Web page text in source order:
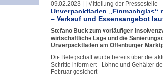
09.02.2023 | | Mitteilung der Pressestelle
Unverpacktladen „Einmachglas“
– Verkauf und Essensangebot
Stefano Buck zum vorläufigen
wirtschaftliche Lage und die
Unverpacktladen am Offenburger
Die Belegschaft wurde bereits über die
Schritte informiert - Löhne und Gehälter
Februar gesichert